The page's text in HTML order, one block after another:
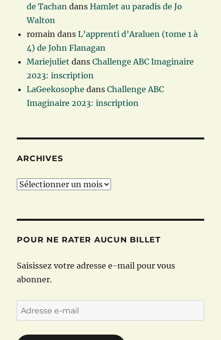
de Tachan dansHamlet au paradis de Jo
Walton
romain dansL’apprenti d’Araluen (tome 1 à
4) de John Flanagan
Mariejuliet dansChallenge ABC Imaginaire
2023: inscription
LaGeekosophe dansChallenge ABC
Imaginaire 2023: inscription
ARCHIVES
Archives
POUR NE RATER AUCUN BILLET
Saisissez votre adresse e-mail pour vous
abonner.
Adresse
e-
mail